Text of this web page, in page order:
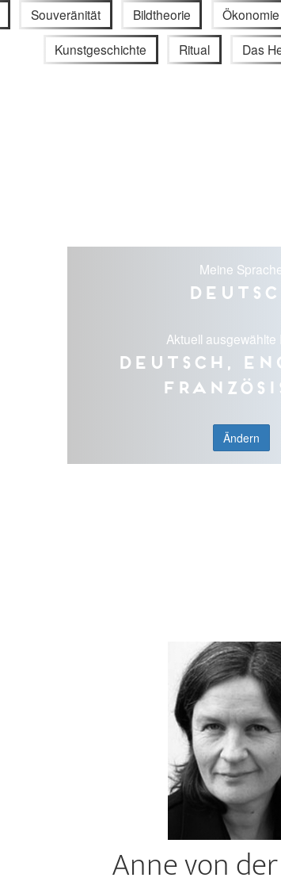
Souveränität Bildtheorie Ökonomie
Kunstgeschichte Ritual Das
Meine
Aktuell ausgewählte
Deutsch,
Ändern
Anne von